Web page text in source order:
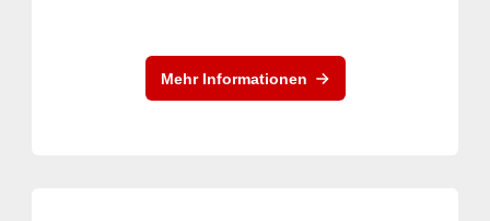
Mehr Informationen